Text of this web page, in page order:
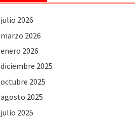
julio 2026
marzo 2026
enero 2026
diciembre 2025
octubre 2025
agosto 2025
julio 2025